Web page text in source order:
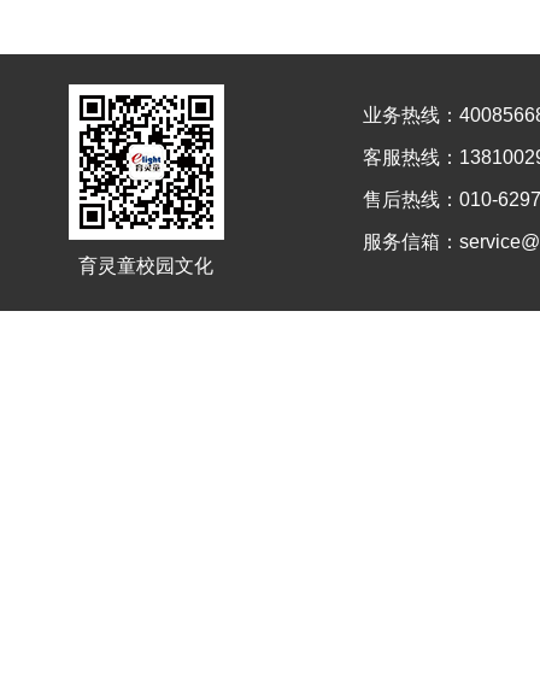
育灵童校园文化
业务热线：
客服热线：
售后热线：010-
服务信箱：